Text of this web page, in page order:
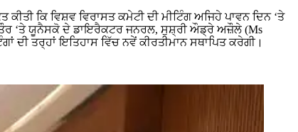
ਕਿ ਵਿਸ਼ਵ ਵਿਰਾਸਤ ਕਮੇਟੀ ਦੀ ਮੀਟਿੰਗ ਅਜਿਹੇ ਪਾਵਨ ਦਿਨ ‘ਤੇ
‘ਤੇ ਯੂਨੈਸਕੋ ਦੇ ਡਾਇਰੈਕਟਰ ਜਨਰਲ, ਸੁਸ਼੍ਰੀ ਔਡ੍ਰੇ ਅਜ਼ੌਲੇ (Ms
ਦੀ ਤਰ੍ਹਾਂ ਇਤਿਹਾਸ ਵਿੱਚ ਨਵੇਂ ਕੀਰਤੀਮਾਨ ਸਥਾਪਿਤ ਕਰੇਗੀ।